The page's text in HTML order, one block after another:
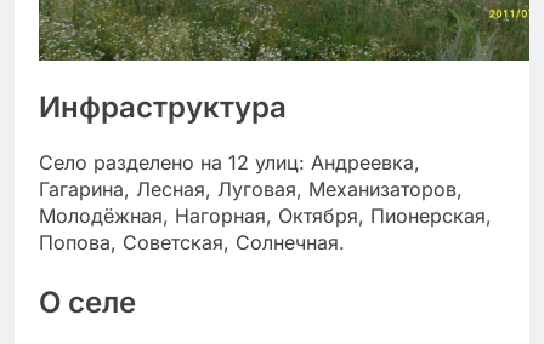
Инфраструктура
Село разделено на 12 улиц: Андреевка,
Гагарина, Лесная, Луговая, Механизаторов,
Молодёжная, Нагорная, Октября, Пионерская,
Попова, Советская, Солнечная.
О селе